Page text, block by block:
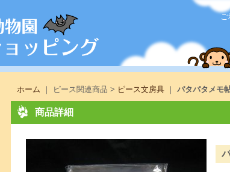
ご
ホーム ｜ ピース関連商品 > ピース文房具 ｜ パタパタメモ
商品詳細